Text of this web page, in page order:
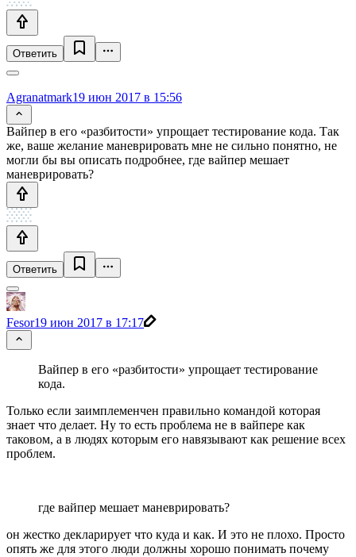
Ответить
Agranatmark19 июн 2017 в 15:56
Вайпер в его «разбитости» упрощает тестирование кода. Так
же, ваше желание маневрировать мне не сильно понятно, не
могли бы вы описать подробнее, где вайпер мешает
маневрировать?
Ответить
Fesor19 июн 2017 в 17:17
Вайпер в его «разбитости» упрощает тестирование
кода.
Только если заимплеменчен правильно командой которая
знает что делает. Ну то есть проблема не в вайпере как
таковом, а в людях которым его навязывают как решение всех
проблем.
где вайпер мешает маневрировать?
он жестко декларирует что куда и как. И это не плохо. Просто
опять же для этого люди должны хорошо понимать почему